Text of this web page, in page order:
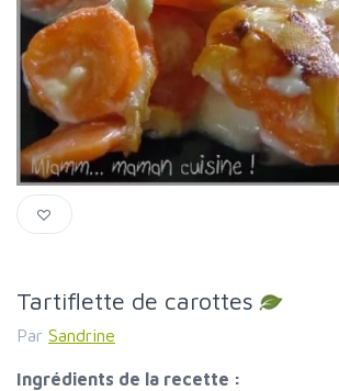
Tartiflette de carottes
Par Sandrine
Ingrédients de la recette :